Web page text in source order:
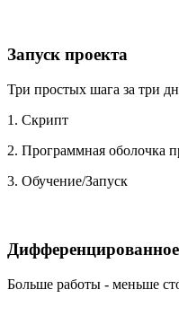
Запуск проекта
Три простых шага за три
1. Скрипт
2. Программная оболочка
3. Обучение/Запуск
Больше работы - меньше